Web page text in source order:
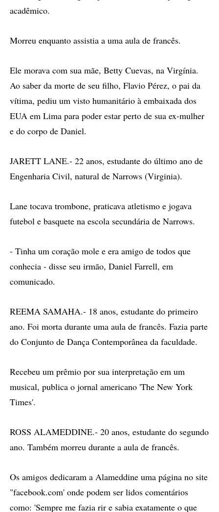
acadêmico.
Morreu enquanto assistia a uma aula de francês.
Ele morava com sua mãe, Betty Cuevas, na Virgínia.
Ao saber da morte de seu filho, Flavio Pérez, o pai da
vítima, pediu um visto humanitário à embaixada dos
EUA em Lima para poder estar perto de sua ex-mulher
e do corpo de Daniel.
JARETT LANE.- 22 anos, estudante do último ano de
Engenharia Civil, natural de Narrows (Virginia).
Lane tocava trombone, praticava atletismo e jogava
futebol e basquete na escola secundária de Narrows.
- Tinha um coração mole e era amigo de todos que
conhecia - disse seu irmão, Daniel Farrell, em
comunicado.
REEMA SAMAHA.- 18 anos, estudante do primeiro
ano. Foi morta durante uma aula de francês. Fazia parte
do Conjunto de Dança Contemporânea da faculdade.
Recebeu um prêmio por sua interpretação em um
musical, publica o jornal americano 'The New York
Times'.
ROSS ALAMEDDINE.- 20 anos, estudante do segundo
ano. Também morreu durante a aula de francês.
Os amigos dedicaram a Alameddine uma página no site
"facebook.com' onde podem ser lidos comentários
como: 'Sempre me fazia rir e sabia exatamente o que